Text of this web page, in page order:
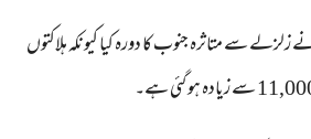
زلزلے سے متاثرہ جنوب کا دورہ کیا کیونکہ ہلاکتوں